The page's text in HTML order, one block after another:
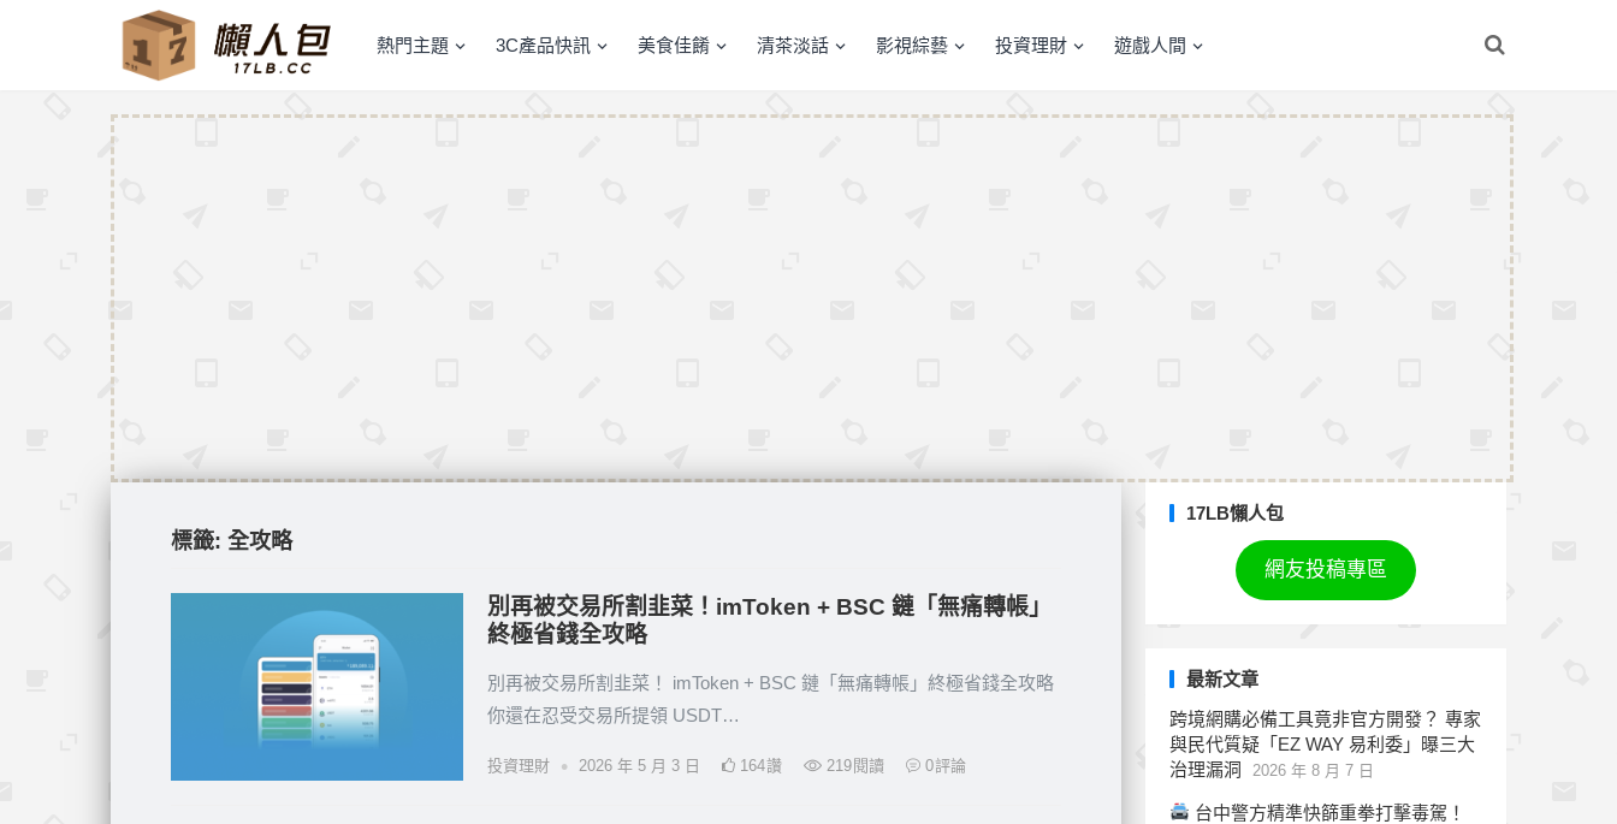
熱門主題 3C產品快訊 美食佳餚 清茶淡話 影視綜藝 投資理財 遊戲人間
標籤: 全攻略
別再被交易所割韭菜！imToken + BSC 鏈「無痛轉帳」
終極省錢全攻略
別再被交易所割韭菜！ imToken + BSC 鏈「無痛轉帳」終極省錢全攻略
你還在忍受交易所提領 USDT…
投資理財 • 2026 年 5 月 3 日 164讚 219 閱讀 0評論
17LB懶人包
網友投稿專區
最新文章
跨境網購必備工具竟非官方開發？ 專家
與民代質疑「EZ WAY 易利委」曝三大
治理漏洞
2026 年 8 月 7 日
台中警方精準快篩重拳打擊毒駕！